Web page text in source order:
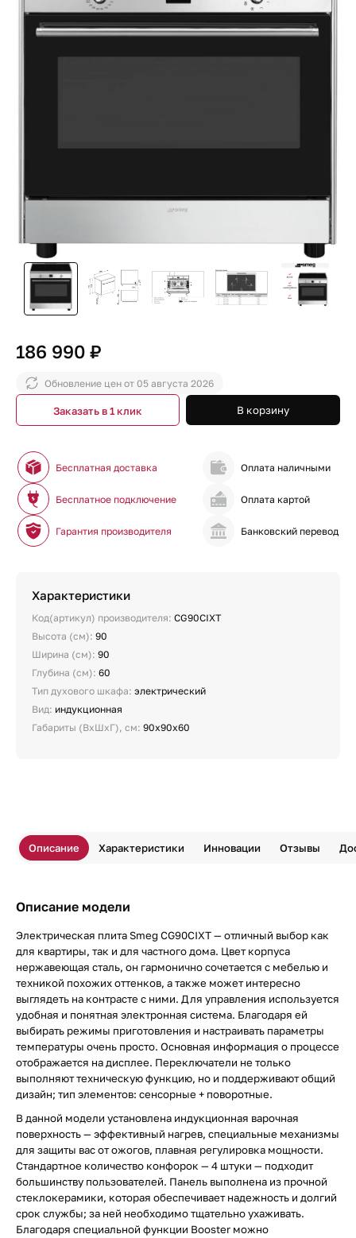
186 990 ₽
Обновление цен от 05 августа 2026
В корзину
Заказать в 1 клик
Бесплатная доставка
Бесплатное подключение
Гарантия производителя
Оплата наличными
Оплата картой
Банковский перевод
Характеристики
Код(артикул) производителя: CG90CIXT
Высота (см): 90
Ширина (см): 90
Глубина (см): 60
Тип духового шкафа: электрический
Вид: индукционная
Габариты (ВхШхГ), см: 90х90х60
Описание Характеристики Инновации Отзывы
Описание модели
Электрическая плита Smeg CG90CIXT — отличный выбор как
для квартиры, так и для частного дома. Цвет корпуса
нержавеющая сталь, он гармонично сочетается с мебелью и
техникой похожих оттенков, а также может интересно
выглядеть на контрасте с ними. Для управления используется
удобная и понятная электронная система. Благодаря ей
выбирать режимы приготовления и настраивать параметры
температуры очень просто. Основная информация о процессе
отображается на дисплее. Переключатели не только
выполняют техническую функцию, но и поддерживают общий
дизайн; тип элементов: сенсорные + поворотные.
В данной модели установлена индукционная варочная
поверхность — эффективный нагрев, специальные механизмы
для защиты вас от ожогов, плавная регулировка мощности.
Стандартное количество конфорок — 4 штуки — подходит
большинству пользователей. Панель выполнена из прочной
стеклокерамики, которая обеспечивает надежность и долгий
срок службы; за ней необходимо тщательно ухаживать.
Благодаря специальной функции Booster можно